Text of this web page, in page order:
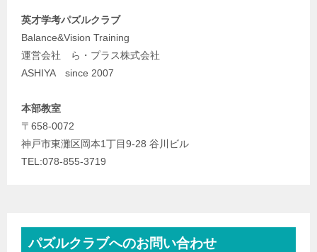
英才学考パズルクラブ
Balance&Vision Training
運営会社 ら・プラス株式会社
ASHIYA since 2007
本部教室
〒658-0072
神戸市東灘区岡本1丁目9-28 谷川ビル
TEL:078-855-3719
パズルクラブへのお問い合わせ